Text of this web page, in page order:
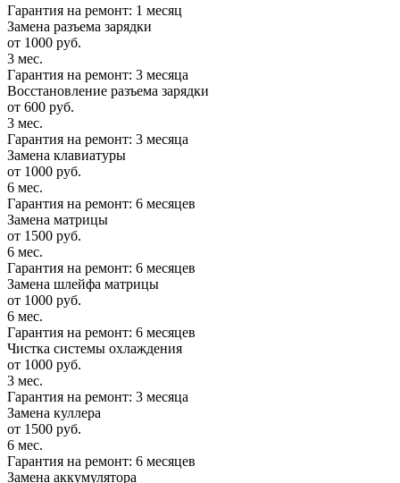
Гарантия на ремонт: 1 месяц
Замена разъема зарядки
от 1000 руб.
3 мес.
Гарантия на ремонт: 3 месяца
Восстановление разъема зарядки
от 600 руб.
3 мес.
Гарантия на ремонт: 3 месяца
Замена клавиатуры
от 1000 руб.
6 мес.
Гарантия на ремонт: 6 месяцев
Замена матрицы
от 1500 руб.
6 мес.
Гарантия на ремонт: 6 месяцев
Замена шлейфа матрицы
от 1000 руб.
6 мес.
Гарантия на ремонт: 6 месяцев
Чистка системы охлаждения
от 1000 руб.
3 мес.
Гарантия на ремонт: 3 месяца
Замена куллера
от 1500 руб.
6 мес.
Гарантия на ремонт: 6 месяцев
Замена аккумулятора